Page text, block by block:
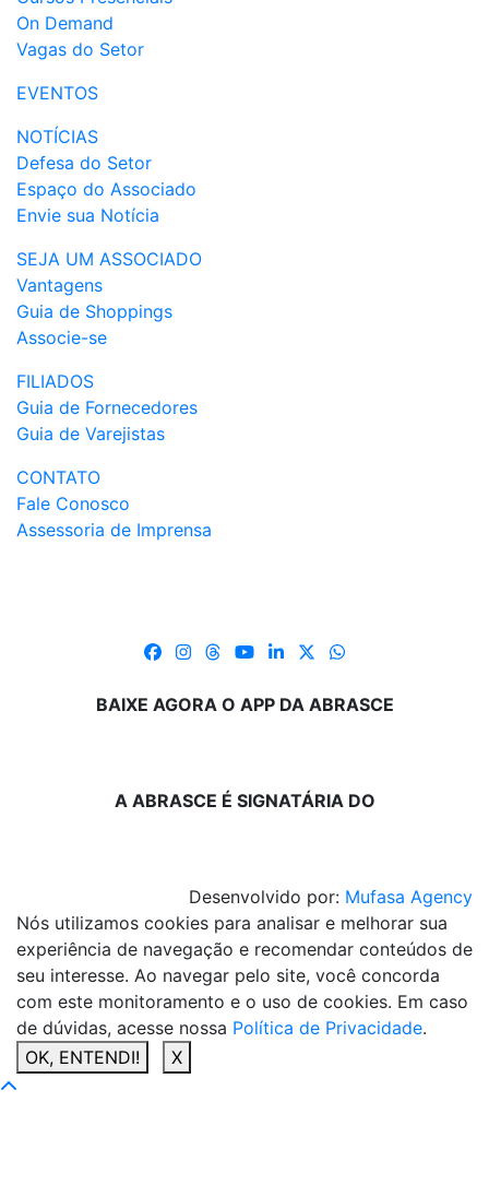
On Demand
Vagas do Setor
EVENTOS
NOTÍCIAS
Defesa do Setor
Espaço do Associado
Envie sua Notícia
SEJA UM ASSOCIADO
Vantagens
Guia de Shoppings
Associe-se
FILIADOS
Guia de Fornecedores
Guia de Varejistas
CONTATO
Fale Conosco
Assessoria de Imprensa
BAIXE AGORA O APP DA ABRASCE
A ABRASCE É SIGNATÁRIA DO
Desenvolvido por: Mufasa Agency
Nós utilizamos cookies para analisar e melhorar sua
experiência de navegação e recomendar conteúdos de
seu interesse. Ao navegar pelo site, você concorda
com este monitoramento e o uso de cookies. Em caso
de dúvidas, acesse nossa Política de Privacidade.
OK, ENTENDI!
X